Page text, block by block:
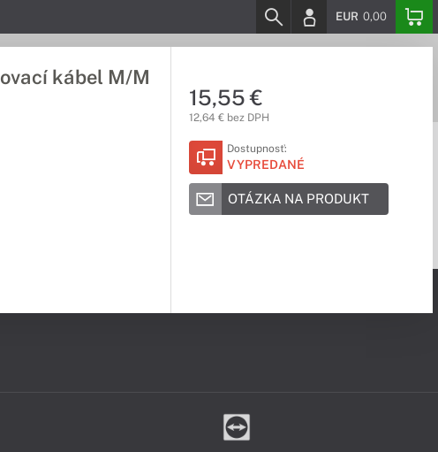
EUR 0,00
kábel M/M
15,55 €
12,64 € bez DPH
Dostupnosť:
VYPREDANÉ
OTÁZKA NA PRODUKT